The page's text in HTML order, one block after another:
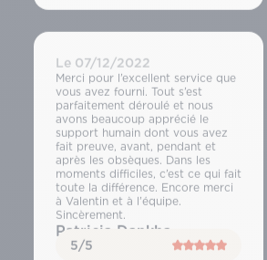
Le 07/12/2022
Merci pour l’excellent service que
vous avez fourni. Tout s’est
parfaitement déroulé et nous
avons beaucoup apprécié le
support humain dont vous avez
fait preuve, avant, pendant et
après les obsèques. Dans les
moments difficiles, c’est ce qui fait
toute la différence. Encore merci
à Valentin et à l’équipe.
Sincèrement.
Patricia Dankha
5/5